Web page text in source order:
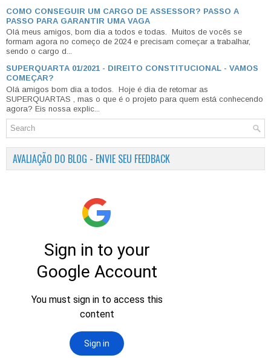
COMO CONSEGUIR UM CARGO DE ASSESSOR? PASSO A
PASSO PARA GARANTIR UMA VAGA
Olá meus amigos, bom dia a todos e todas. Muitos de vocês se
formam agora no começo de 2024 e precisam começar a trabalhar,
sendo o cargo d...
SUPERQUARTA 01/2021 - DIREITO CONSTITUCIONAL - VAMOS
COMEÇAR?
Olá amigos bom dia a todos. Hoje é dia de retomar as
SUPERQUARTAS , mas o que é o projeto para quem está conhecendo
agora? Eis nossa explic...
AVALIAÇÃO DO BLOG - ENVIE SEU FEEDBACK